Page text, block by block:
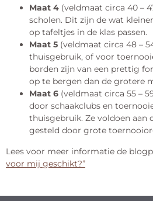
Maat 4 (veldmaat circa 40 –
scholen. Dit zijn de wat
op tafeltjes in de klas passen.
Maat 5 (veldmaat circa 48 –
thuisgebruik, of voor
borden zijn van een prettig
op te bergen dan de grotere
Maat 6 (veldmaat circa 55 –
door schaakclubs en
thuisgebruik. Ze voldoen aan
gesteld door grote
Lees voor meer informatie de
voor mij geschikt?”